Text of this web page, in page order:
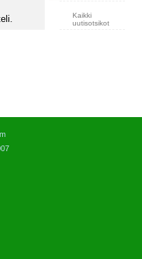
Kaikki
uutisotsikot